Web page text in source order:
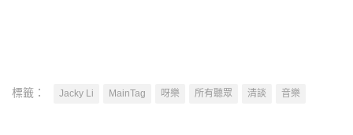
標籤： Jacky Li MainTag 呀樂 所有聽眾 清談 音樂